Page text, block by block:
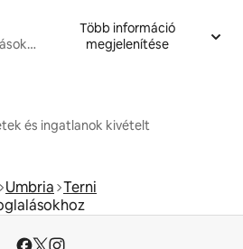
Szálláshelyek havi foglalásokhoz
Több információ
megjelenítése
és ingatlanok kivételt
Umbria Terni